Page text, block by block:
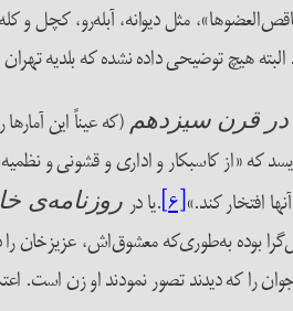
هیچ توضیحی داده نشده که بلدیه
در قرن سیزدهم (که عیناً این
که «از کاسبکار و اداری و قشونی و
افتخار کند.»[۶] .یا در روزنامه‌ی
بوده به‌طوری‌که معشوق‌اش، عزیزخان را
که دیدند تصور نمودند او زن است.